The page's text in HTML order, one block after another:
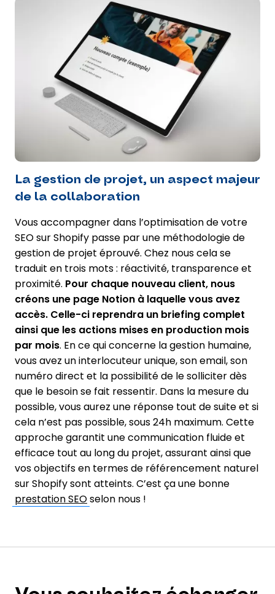
La gestion de projet, un aspect majeur
de la collaboration
Vous accompagner dans l’optimisation de votre
SEO sur Shopify passe par une méthodologie de
gestion de projet éprouvé. Chez nous cela se
traduit en trois mots : réactivité, transparence et
proximité. Pour chaque nouveau client, nous
créons une page Notion à laquelle vous avez
accès. Celle-ci reprendra un briefing complet
ainsi que les actions mises en production mois
par mois. En ce qui concerne la gestion humaine,
vous avez un interlocuteur unique, son email, son
numéro direct et la possibilité de le solliciter dès
que le besoin se fait ressentir. Dans la mesure du
possible, vous aurez une réponse tout de suite et si
cela n’est pas possible, sous 24h maximum. Cette
approche garantit une communication fluide et
efficace tout au long du projet, assurant ainsi que
vos objectifs en termes de référencement naturel
sur Shopify sont atteints. C’est ça une bonne
prestation SEOselon nous !